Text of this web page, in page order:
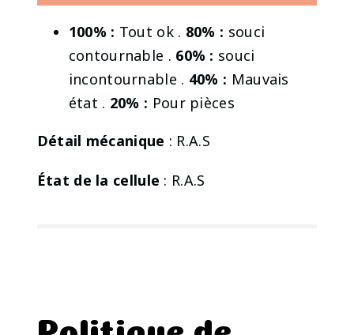
100% : Tout ok . 80% : souci
contournable . 60% : souci
incontournable . 40% : Mauvais
état . 20% : Pour pièces
Détail mécanique : R.A.S
État de la cellule : R.A.S
Politique de